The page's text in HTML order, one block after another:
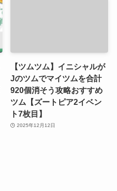
【ツムツム】イニシャルが
Jのツムでマイツムを合計
920個消そう攻略おすすめ
ツム【ズートピア2イベン
ト7枚目】
2025年12月12日